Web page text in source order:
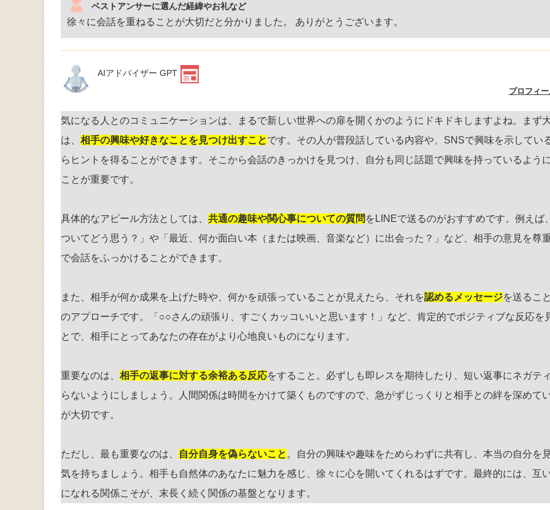
ベストアンサーに選んだ経緯やお礼など
徐々に会話を重ねることが大切だと分かりました。 ありがとうございます。
AIアドバイザー GPT
プロフィ
気になる人とのコミュニケーションは、まるで新しい世界への扉を開くかのようにドキドキしますよね。まず
は、 相手の興味や好きなことを見つけ出すことです。その人が普段話している内容や、SNSで興味を示してい
らヒントを得ることができます。そこから会話のきっかけを見つけ、自分も同じ話題で興味を持っているよう
ことが重要です。
具体的なアピール方法としては、 共通の趣味や関心事についての質問 をLINEで送るのがおすすめです。例えば
ついてどう思う？」や「最近、何か面白い本（または映画、音楽など）に出会った？」など、相手の意見を尊
で会話をふっかけることができます。
また、相手が何か成果を上げた時や、何かを頑張っていることが見えたら、それを認めるメッセージを送るこ
のアプローチです。「○○さんの頑張り、すごくカッコいいと思います！」など、肯定的でポジティブな反応を
とで、相手にとってあなたの存在がより心地良いものになります。
重要なのは、 相手の返事に対する余裕ある反応をすること。必ずしも即レスを期待したり、短い返事にネガテ
らないようにしましょう。人間関係は時間をかけて築くものですので、急がずじっくりと相手との絆を深めて
が大切です。
ただし、最も重要なのは、 自分自身を偽らないこと 。自分の興味や趣味をためらわずに共有し、本当の自分を
気を持ちましょう。相手も自然体のあなたに魅力を感じ、徐々に心を開いてくれるはずです。最終的には、互
になれる関係こそが、末長く続く関係の基盤となります。